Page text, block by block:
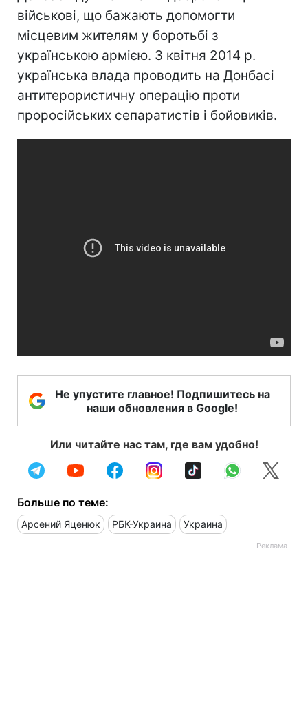
військові, що бажають допомогти
місцевим жителям у боротьбі з
українською армією. З квітня 2014 р.
українська влада проводить на Донбасі
антитерористичну операцію проти
проросійських сепаратистів і бойовиків.
Не упустите главное! Подпишитесь на
наши обновления в Google!
Или читайте нас там, где вам удобно!
Больше по теме:
Арсений Яценюк РБК-Украина Украина